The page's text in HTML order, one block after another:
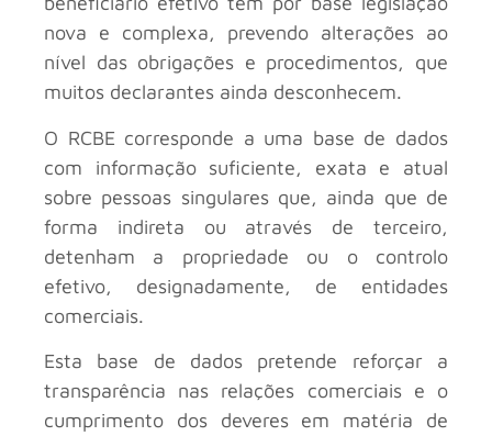
nova e complexa, prevendo alterações ao
nível das obrigações e procedimentos, que
muitos declarantes ainda desconhecem.
O RCBE corresponde a uma base de dados
com informação suficiente, exata e atual
sobre pessoas singulares que, ainda que de
forma indireta ou através de terceiro,
detenham a propriedade ou o controlo
efetivo, designadamente, de entidades
comerciais.
Esta base de dados pretende reforçar a
transparência nas relações comerciais e o
cumprimento dos deveres em matéria de